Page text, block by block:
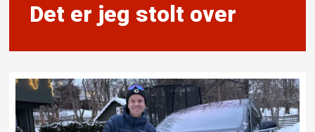
Det er jeg stolt over